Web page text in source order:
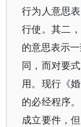
行为人意思
行使。其二
的意思表示
同，而对要
用。现行《
的必经程序
成立要件，